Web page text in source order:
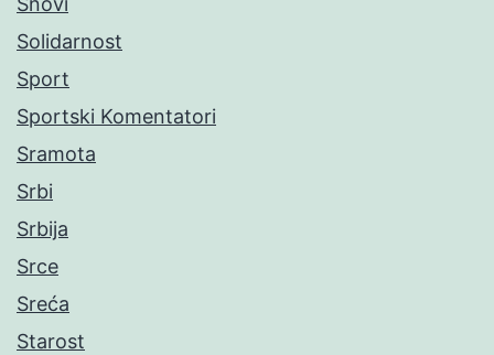
Solidarnost
Sport
Sportski Komentatori
Sramota
Srbi
Srbija
Srce
Sreća
Starost